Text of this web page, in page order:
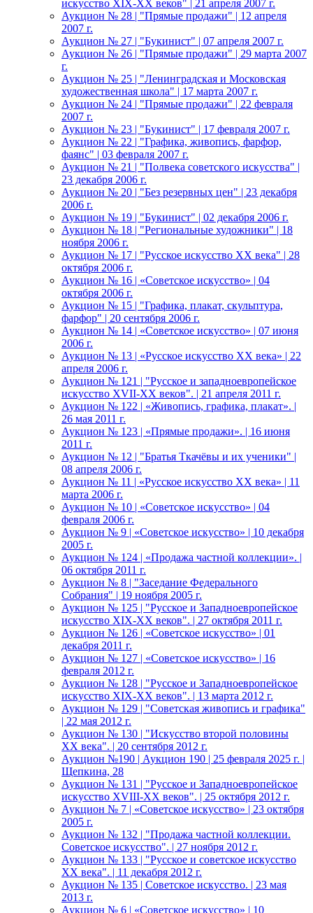
искусство XIX-XX веков" | 21 апреля 2007 г.
Аукцион № 28 | "Прямые продажи" | 12 апреля
2007 г.
Аукцион № 27 | "Букинист" | 07 апреля 2007 г.
Аукцион № 26 | "Прямые продажи" | 29 марта 2007
г.
Аукцион № 25 | "Ленинградская и Московская
художественная школа" | 17 марта 2007 г.
Аукцион № 24 | "Прямые продажи" | 22 февраля
2007 г.
Аукцион № 23 | "Букинист" | 17 февраля 2007 г.
Аукцион № 22 | "Графика, живопись, фарфор,
фаянс" | 03 февраля 2007 г.
Аукцион № 21 | "Полвека советского искусства" |
23 декабря 2006 г.
Аукцион № 20 | "Без резервных цен" | 23 декабря
2006 г.
Аукцион № 19 | "Букинист" | 02 декабря 2006 г.
Аукцион № 18 | "Региональные художники" | 18
ноября 2006 г.
Аукцион № 17 | "Русское искусство XX века" | 28
октября 2006 г.
Аукцион № 16 | «Советское искусство» | 04
октября 2006 г.
Аукцион № 15 | "Графика, плакат, скульптура,
фарфор" | 20 сентября 2006 г.
Аукцион № 14 | «Советское искусство» | 07 июня
2006 г.
Аукцион № 13 | «Русское искусство ХХ века» | 22
апреля 2006 г.
Аукцион № 121 | "Русское и западноевропейское
искусство XVII-XX веков". | 21 апреля 2011 г.
Аукцион № 122 | «Живопись, графика, плакат». |
26 мая 2011 г.
Аукцион № 123 | «Прямые продажи». | 16 июня
2011 г.
Аукцион № 12 | "Братья Ткачёвы и их ученики" |
08 апреля 2006 г.
Аукцион № 11 | «Русское искусство ХХ века» | 11
марта 2006 г.
Аукцион № 10 | «Советское искусство» | 04
февраля 2006 г.
Аукцион № 9 | «Советское искусство» | 10 декабря
2005 г.
Аукцион № 124 | «Продажа частной коллекции». |
06 октября 2011 г.
Аукцион № 8 | "Заседание Федерального
Собрания" | 19 ноября 2005 г.
Аукцион № 125 | "Русское и Западноевропейское
искусство XIX-ХХ веков". | 27 октября 2011 г.
Аукцион № 126 | «Советское искусство» | 01
декабря 2011 г.
Аукцион № 127 | «Советское искусство» | 16
февраля 2012 г.
Аукцион № 128 | "Русское и Западноевропейское
искусство XIX-ХХ веков". | 13 марта 2012 г.
Аукцион № 129 | "Советская живопись и графика"
| 22 мая 2012 г.
Аукцион № 130 | "Искусство второй половины
XX века". | 20 сентября 2012 г.
Аукцион №190 | Аукцион 190 | 25 февраля 2025 г. |
Щепкина, 28
Аукцион № 131 | "Русское и Западноевропейское
искусство XVIII-ХХ веков". | 25 октября 2012 г.
Аукцион № 7 | «Советское искусство» | 23 октября
2005 г.
Аукцион № 132 | "Продажа частной коллекции.
Советское искусство". | 27 ноября 2012 г.
Аукцион № 133 | "Русское и советское искусство
ХХ века". | 11 декабря 2012 г.
Аукцион № 135 | Советское искусство. | 23 мая
2013 г.
Аукцион № 6 | «Советское искусство» | 10